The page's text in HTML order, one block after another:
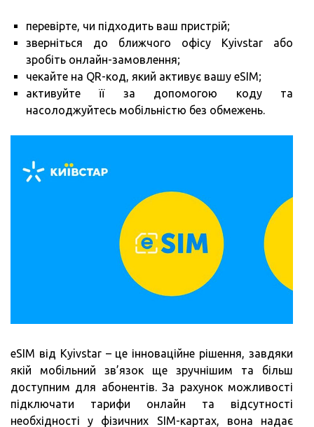
перевірте, чи підходить ваш пристрій;
зверніться до ближчого офісу Kyivstar або
зробіть онлайн-замовлення;
чекайте на QR-код, який активує вашу eSIM;
активуйте її за допомогою коду та
насолоджуйтесь мобільністю без обмежень.
eSIM від Kyivstar – це інноваційне рішення, завдяки
якій мобільний зв’язок ще зручнішим та більш
доступним для абонентів. За рахунок можливості
підключати тарифи онлайн та відсутності
необхідності у фізичних SIM-картах, вона надає